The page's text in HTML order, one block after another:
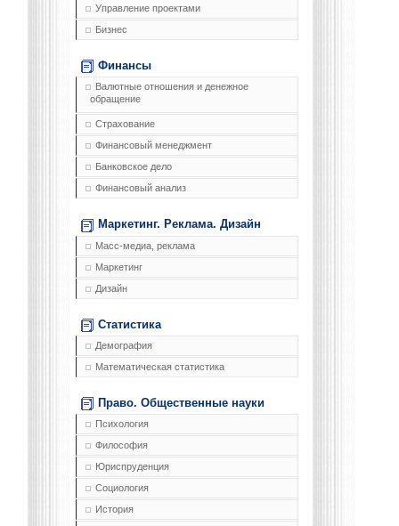
Управление проектами
Бизнес
Финансы
Валютные отношения и денежное
обращение
Страхование
Финансовый менеджмент
Банковское дело
Финансовый анализ
Маркетинг. Реклама. Дизайн
Масс-медиа, реклама
Маркетинг
Дизайн
Статистика
Демография
Математическая статистика
Право. Общественные науки
Психология
Философия
Юриспруденция
Социология
История